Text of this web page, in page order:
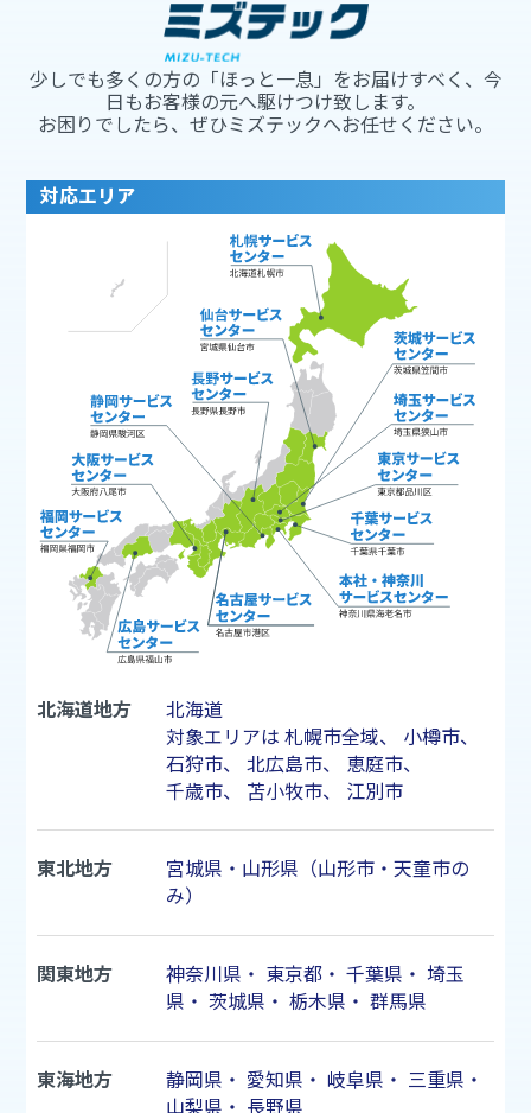
少しでも多くの方の「ほっと一息」をお届けすべく、今
日もお客様の元へ駆けつけ致します。
お困りでしたら、ぜひミズテックへお任せください。
対応エリア
北海道地方
北海道
対象エリアは 札幌市全域、 小樽市、
石狩市、 北広島市、 恵庭市、
千歳市、 苫小牧市、 江別市
東北地方
宮城県・山形県（山形市・天童市の
み）
関東地方 神奈川県 ・ 東京都・ 千葉県 ・ 埼玉
県 ・ 茨城県 ・ 栃木県 ・ 群馬県
東海地方 静岡県 ・ 愛知県 ・ 岐阜県 ・ 三重県 ・
山梨県 ・ 長野県